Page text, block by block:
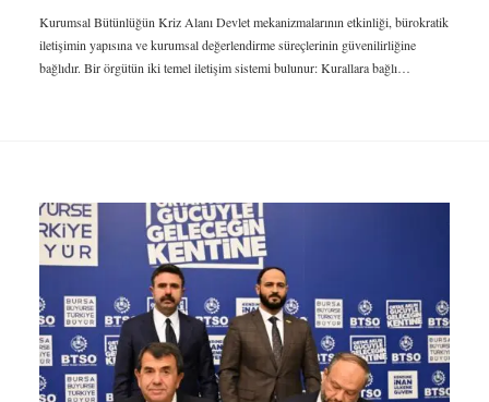
Kurumsal Bütünlüğün Kriz Alanı Devlet mekanizmalarının etkinliği, bürokratik
iletişimin yapısına ve kurumsal değerlendirme süreçlerinin güvenilirliğine
bağlıdır. Bir örgütün iki temel iletişim sistemi bulunur: Kurallara bağlı…